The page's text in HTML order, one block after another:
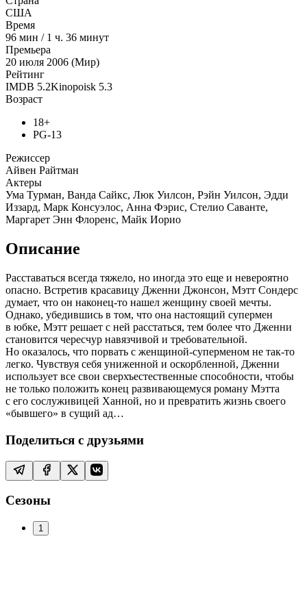
США
Время
96 мин / 1 ч. 36 минут
Премьера
20 июля 2006 (Мир)
Рейтинг
IMDB 5.2Kinopoisk 5.3
Возраст
18+
PG-13
Режиссер
Айвен Райтман
Актеры
Ума Турман, Ванда Сайкс, Люк Уилсон, Рэйн Уилсон, Эдди
Иззард, Марк Консуэлос, Анна Фэрис, Стелио Саванте,
Маргарет Энн Флоренс, Майк Иорио
Описание
Расставаться всегда тяжело, но иногда это еще и невероятно
опасно. Встретив красавицу Дженни Джонсон, Мэтт Сондерс
думает, что он наконец-то нашел женщину своей мечты.
Однако, убедившись в том, что она настоящий супермен
в юбке, Мэтт решает с ней расстаться, тем более что Дженни
становится чересчур навязчивой и требовательной.
Но оказалось, что порвать с женщиной-суперменом не так-то
легко. Чувствуя себя униженной и оскорбленной, Дженни
использует все свои сверхъестественные способности, чтобы
не только положить конец развивающемуся роману Мэтта
с его сослуживицей Ханной, но и превратить жизнь своего
«бывшего» в сущий ад…
Поделиться с друзьями
Сезоны
1